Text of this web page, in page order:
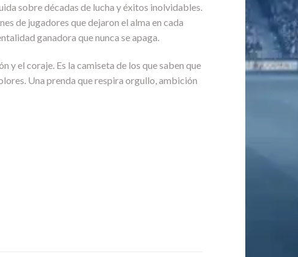
sobre décadas de lucha y éxitos inolvidables.
de jugadores que dejaron el alma en cada
ganadora que nunca se apaga.
y el coraje. Es la camiseta de los que saben que
Una prenda que respira orgullo, ambición